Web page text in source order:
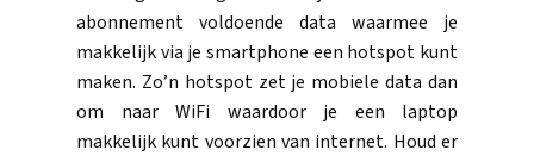
abonnement voldoende data waarmee je
makkelijk via je smartphone een hotspot kunt
maken. Zo’n hotspot zet je mobiele data dan
om naar WiFi waardoor je een laptop
makkelijk kunt voorzien van internet. Houd er